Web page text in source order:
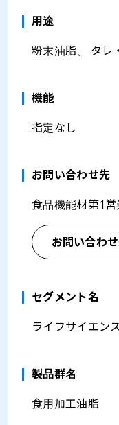
⽤途
粉末油脂、 タレ
機能
指定なし
お問い合わせ先
食品機能材第1
お問い合わ
セグメント名
ライフサイエン
製品群名
食用加工油脂